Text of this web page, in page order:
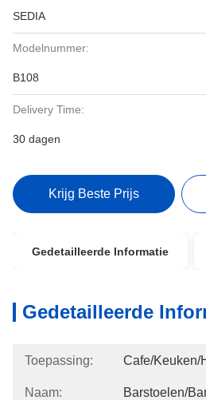
SEDIA
Modelnummer:
B108
Delivery Time:
30 dagen
Krijg Beste Prijs
Gedetailleerde Informatie
Gedetailleerde
Toepassing: Cafe/Keuken/
Naam: Barstoelen/